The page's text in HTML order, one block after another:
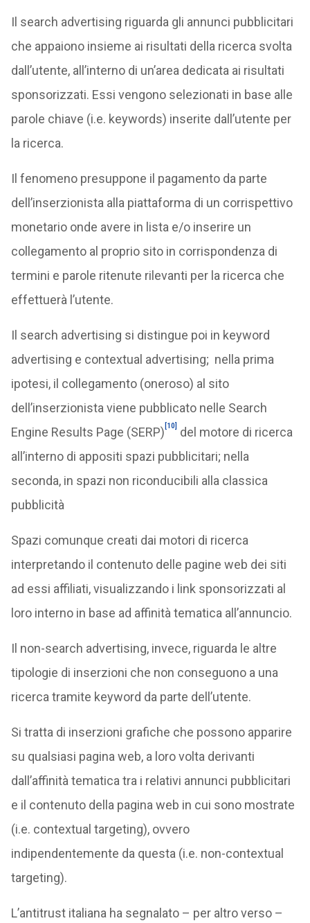
Il search advertising riguarda gli annunci pubblicitari
che appaiono insieme ai risultati della ricerca svolta
dall’utente, all’interno di un’area dedicata ai risultati
sponsorizzati. Essi vengono selezionati in base alle
parole chiave (i.e. keywords) inserite dall’utente per
la ricerca.
Il fenomeno presuppone il pagamento da parte
dell’inserzionista alla piattaforma di un corrispettivo
monetario onde avere in lista e/o inserire un
collegamento al proprio sito in corrispondenza di
termini e parole ritenute rilevanti per la ricerca che
effettuerà l’utente.
Il search advertising si distingue poi in keyword
advertising e contextual advertising; nella prima
ipotesi, il collegamento (oneroso) al sito
dell’inserzionista viene pubblicato nelle Search
Engine Results Page (SERP) [10]
del motore di ricerca
all’interno di appositi spazi pubblicitari; nella
seconda, in spazi non riconducibili alla classica
pubblicità
Spazi comunque creati dai motori di ricerca
interpretando il contenuto delle pagine web dei siti
ad essi affiliati, visualizzando i link sponsorizzati al
loro interno in base ad affinità tematica all’annuncio.
Il non-search advertising, invece, riguarda le altre
tipologie di inserzioni che non conseguono a una
ricerca tramite keyword da parte dell’utente.
Si tratta di inserzioni grafiche che possono apparire
su qualsiasi pagina web, a loro volta derivanti
dall’affinità tematica tra i relativi annunci pubblicitari
e il contenuto della pagina web in cui sono mostrate
(i.e. contextual targeting), ovvero
indipendentemente da questa (i.e. non-contextual
targeting).
L’antitrust italiana ha segnalato – per altro verso –